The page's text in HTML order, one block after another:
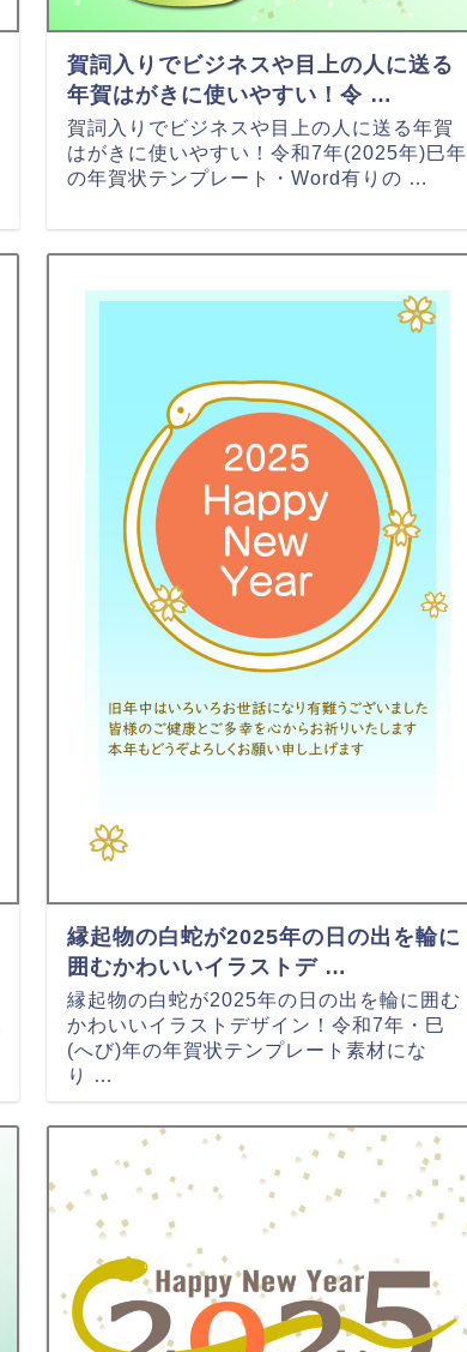
賀詞入りでビジネスや目上の人に送る
年賀はがきに使いやすい！令 …
賀詞入りでビジネスや目上の人に送る年賀
はがきに使いやすい！令和7年(2025年)巳年
の年賀状テンプレート・Word有りの …
縁起物の白蛇が2025年の日の出を輪に
囲むかわいいイラストデ …
縁起物の白蛇が2025年の日の出を輪に囲む
かわいいイラストデザイン！令和7年・巳
(へび)年の年賀状テンプレート素材にな
り …